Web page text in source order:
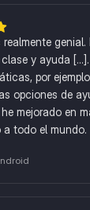
realmente
y ayuda
por
opciones de
mejorado en
a todo el mundo.